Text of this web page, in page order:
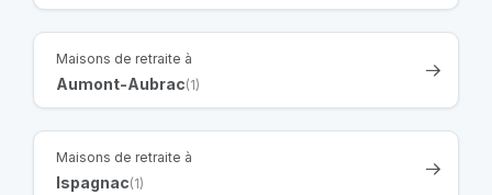
Maisons de retraite à
Aumont-Aubrac(1)
Maisons de retraite à
Ispagnac(1)